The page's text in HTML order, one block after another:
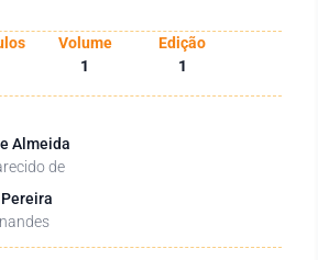
Volume
Edição
1 1
Almeida
de